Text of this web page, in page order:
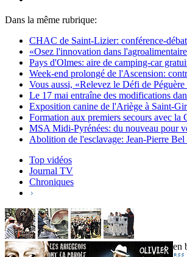
Dans la même rubrique:
CHAC de Saint-Lizier: conférence-
«Osez l'innovation dans
Pays d'Olmes: aire de camping-car
Week-end prolongé de l'Ascension:
Vous aussi, «Relevez le Défi de
Le 17 mai entraîne des modifications
Exposition canine de l'Ariège à Saint-
Formation aux premiers secours avec la
MSA Midi-Pyrénées: du nouveau pour
Abolition de l'esclavage: Jean-Pierre
Top vidéos
Journal TV
Chroniques
en